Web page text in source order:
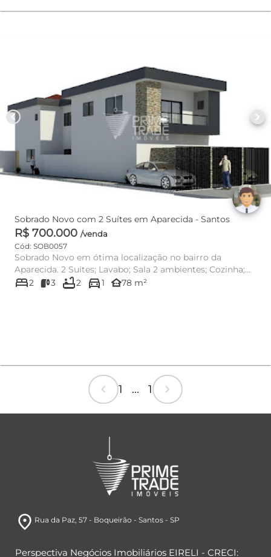
chevron_left chevron_right
Sobrado Novo com 2 Suítes em Aparecida - Santos
R$ 700.000 /venda
Cód: SOB0057
Sobrado Novo em ótima localização no bairro da
Aparecida. 2 Suítes; Lavabo; Sala 2 ambientes; Cozinha;
Quintal ...
bed2 3 bathtub2 directions_car1 other_houses78 m²
chevron_left 1 ... 1 chevron_right
room Rua da Paz, 57- Boqueirão - Santos- SP
Perspectiva Negócios Imobiliários EIRELI - CRECI: